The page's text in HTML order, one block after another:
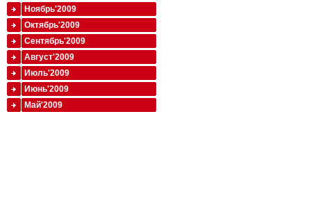
Ноябрь'2009
Октябрь'2009
Сентябрь'2009
Август'2009
Июль'2009
Июнь'2009
Май'2009